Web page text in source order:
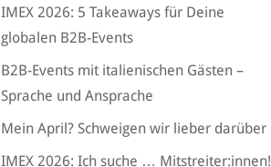
IMEX 2026: 5 Takeaways für Deine
globalen B2B-Events
B2B-Events mit italienischen Gästen –
Sprache und Ansprache
Mein April? Schweigen wir lieber darüber
IMEX 2026: Ich suche … Mitstreiter:innen!